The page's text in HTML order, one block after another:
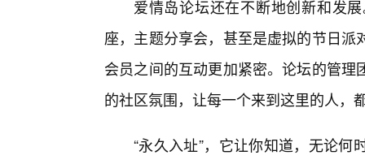
爱情岛论坛还在不断地创新和发
座，主题分享会，甚至是虚拟的节日
会员之间的互动更加紧密。论坛的管
的社区氛围，让每一个来到这里的人，
“永久入址”，它让你知道，无论